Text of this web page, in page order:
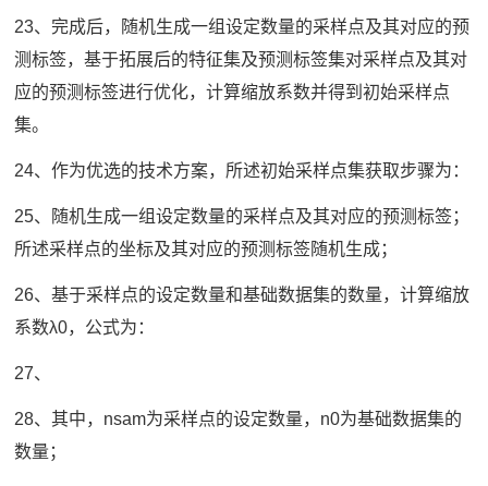
23、完成后，随机生成一组设定数量的采样点及其对应的预
测标签，基于拓展后的特征集及预测标签集对采样点及其对
应的预测标签进行优化，计算缩放系数并得到初始采样点
集。
24、作为优选的技术方案，所述初始采样点集获取步骤为：
25、随机生成一组设定数量的采样点及其对应的预测标签；
所述采样点的坐标及其对应的预测标签随机生成；
26、基于采样点的设定数量和基础数据集的数量，计算缩放
系数λ0，公式为：
27、
28、其中，nsam为采样点的设定数量，n0为基础数据集的
数量；